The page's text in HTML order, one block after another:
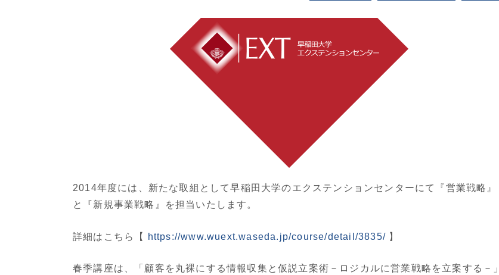
2014年度には、新たな取組として早稲田大学のエクステンションセンターにて『営業戦略』
と『新規事業戦略』を担当いたします。
詳細はこちら【 https://www.wuext.waseda.jp/course/detail/3835/ 】
春季講座は、「顧客を丸裸にする情報収集と仮説立案術－ロジカルに営業戦略を立案する－」